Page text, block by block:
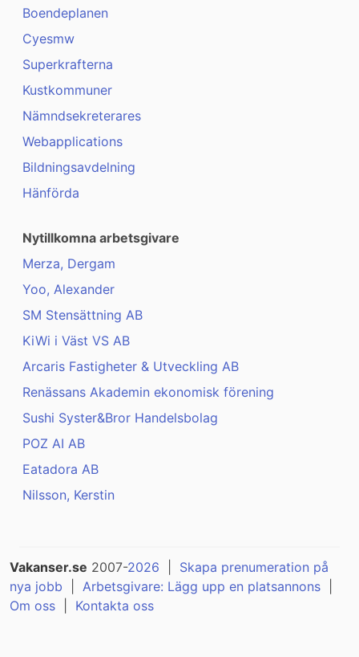
Boendeplanen
Cyesmw
Superkrafterna
Kustkommuner
Nämndsekreterares
Webapplications
Bildningsavdelning
Hänförda
Nytillkomna arbetsgivare
Merza, Dergam
Yoo, Alexander
SM Stensättning AB
KiWi i Väst VS AB
Arcaris Fastigheter & Utveckling AB
Renässans Akademin ekonomisk förening
Sushi Syster&Bror Handelsbolag
POZ AI AB
Eatadora AB
Nilsson, Kerstin
Vakanser.se 2007-2026
Skapa prenumeration på
nya jobb
Arbetsgivare: Lägg upp en platsannons
Om oss
Kontakta oss